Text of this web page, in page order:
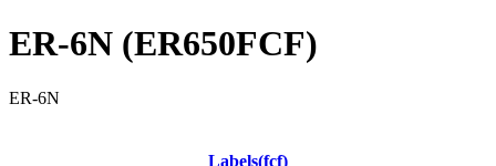
ER-6N (ER650FCF)
ER-6N
Labels(fcf)